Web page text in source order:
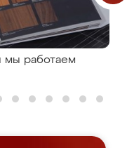
мы работаем